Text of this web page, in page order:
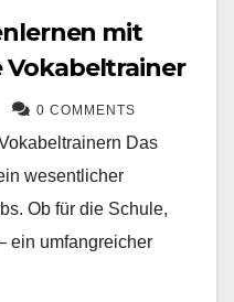
mit
Vokabeltrainer
0 COMMENTS
Das
wesentlicher
Ob für die Schule,
ein umfangreicher